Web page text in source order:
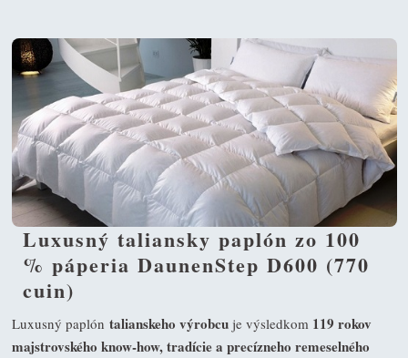
Luxusný taliansky paplón zo 100
% páperia DaunenStep D600 (770
cuin)
Luxusný paplón talianskeho výrobcuje výsledkom 119 rokov
majstrovského know-how, tradície a precízneho remeselného